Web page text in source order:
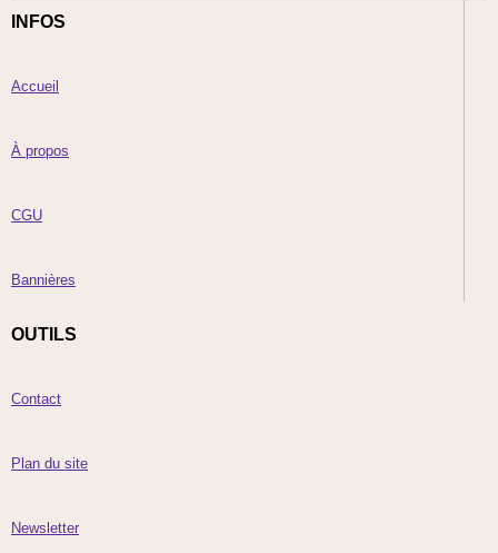
INFOS
Accueil
À propos
CGU
Bannières
OUTILS
Contact
Plan du site
Newsletter